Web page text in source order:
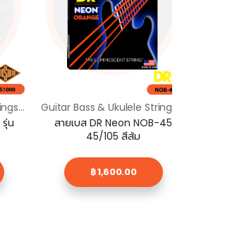
Guitar Bass & Ukulele Strings / สายกีตาร์ เบส & อูคูเลเล่
Guitar Bass & Ukulele Strings / สายกีตาร์ เบส & อูคูเลเล่
สายเบส DR Neon NOB-45
45/105 สีส้ม
฿ 1,600.00